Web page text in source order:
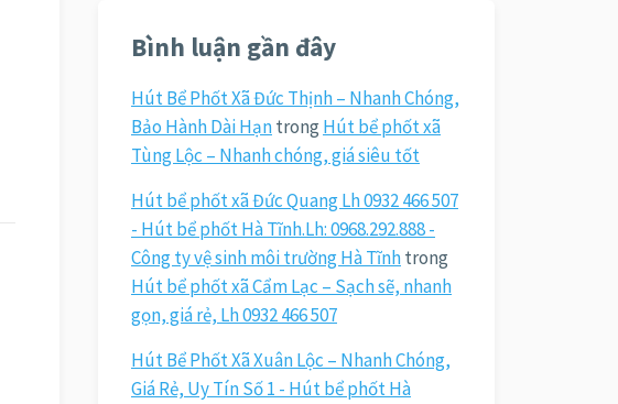
Bình luận gần đây
Hút Bể Phốt Xã Đức Thịnh – Nhanh Chóng,
Bảo Hành Dài Hạntrong Hút bể phốt xã
Tùng Lộc – Nhanh chóng, giá siêu tốt
Hút bể phốt xã Đức Quang Lh 0932 466 507
- Hút bể phốt Hà Tĩnh.Lh: 0968.292.888 -
Công ty vệ sinh môi trường Hà Tĩnhtrong
Hút bể phốt xã Cẩm Lạc – Sạch sẽ, nhanh
gọn, giá rẻ, Lh 0932 466 507
Hút Bể Phốt Xã Xuân Lộc – Nhanh Chóng,
Giá Rẻ, Uy Tín Số 1 - Hút bể phốt Hà